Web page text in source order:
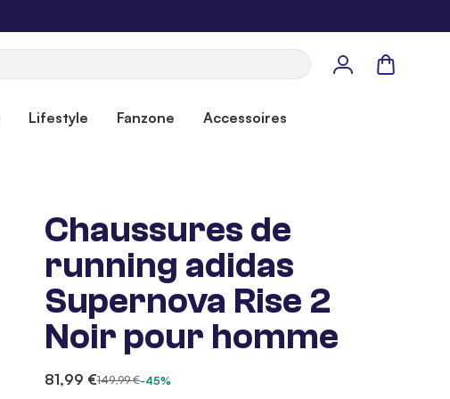
Panier
Lifestyle Fanzone Accessoires
Chaussures de
running adidas
Supernova Rise 2
Noir pour homme
81,99 €149,99 €-45%